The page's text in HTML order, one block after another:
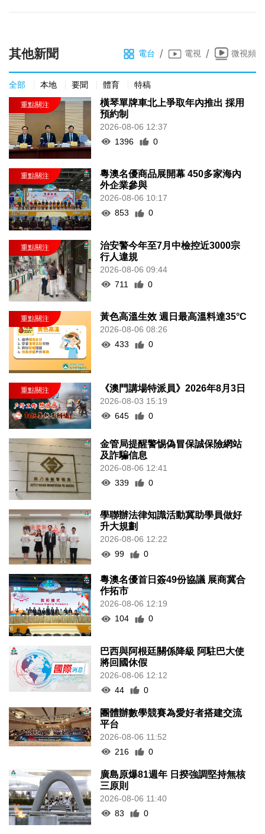
其他新聞 電台 / 電視 / 微視頻
全部 本地 要聞 體育 特稿
橫琴單牌車北上爭取年內推出 採用
預約制
2026-08-06 12:37
1396
0
粵澳名優商品展開幕 450多家海內
外企業參與
2026-08-06 10:17
853
0
治安警今年至7月中檢控近3000宗
行人違規
2026-08-06 09:44
711
0
黃色高溫生效 週日最高溫料達35°C
2026-08-06 08:26
433
0
《澳門講場特派員》2026年8月3日
2026-08-03 15:19
645
0
金管局提醒警惕偽冒保誠保險網站
及詐騙信息
2026-08-06 12:41
339
0
學聯辦法律知識活動冀助學員做好
升大規劃
2026-08-06 12:22
99
0
粵澳名優首日簽49份協議 展商冀合
作拓市
2026-08-06 12:19
104
0
巴西與阿根廷關係降級 阿駐巴大使
將回國休假
2026-08-06 12:12
44
0
團體辦數學競賽為愛好者搭建交流
平台
2026-08-06 11:52
216
0
廣島原爆81週年 日揆強調堅持無核
三原則
2026-08-06 11:40
83
0